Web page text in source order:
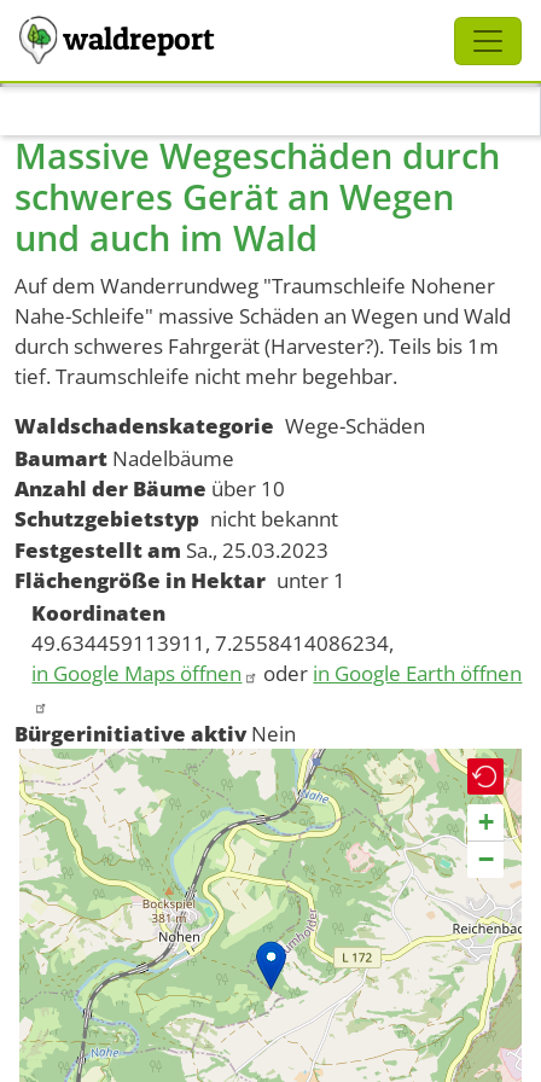
waldreport
Massive Wegeschäden durch
schweres Gerät an Wegen
und auch im Wald
Auf dem Wanderrundweg "Traumschleife Nohener
Nahe-Schleife" massive Schäden an Wegen und Wald
durch schweres Fahrgerät (Harvester?). Teils bis 1m
tief. Traumschleife nicht mehr begehbar.
Waldschadenskategorie Wege-Schäden
Baumart Nadelbäume
Anzahl der Bäume über 10
Schutzgebietstyp nicht bekannt
Festgestellt am Sa., 25.03.2023
Flächengröße in Hektar unter 1
Koordinaten
49.634459113911, 7.2558414086234,
in Google Maps öffnen
oder in Google Earth öffnen
Bürgerinitiative aktiv Nein
+
−
Schliessen